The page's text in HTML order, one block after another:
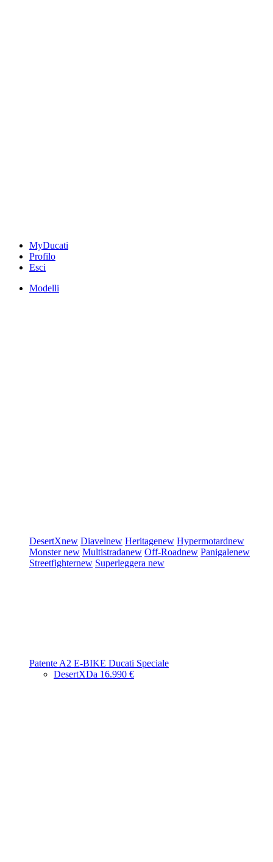
MyDucati
Profilo
Esci
Modelli
DesertXnew Diavelnew Heritagenew Hypermotardnew
Monsternew Multistradanew Off-Roadnew Panigalenew
Streetfighternew Superleggera new
Patente A2 E-BIKE Ducati Speciale
DesertXDa 16.990 €